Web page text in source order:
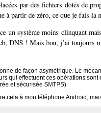
par des fichiers dotés de
à partir de zéro, ce que je fais la
un système moins clinquant
DNS ! Mais bon, j’ai toujours
de façon asymétrique. Le
qui effectuent ces opérations
et sécurisée SMTPS).
cela à mon téléphone Android,